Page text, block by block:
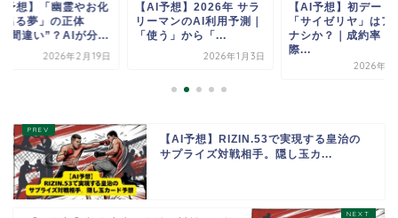
予想】「幽霊やお化
出る夢」の正体
間違い”？AIが分...
2026年2月19日
【AI予想】2026年 サラ
リーマンのAI利用予測｜
「使う」から「...
2026年1月3日
【AI予想】初デート
「サイゼリヤ」はア
ナシか？｜成約率（
際...
2026年1
【AI予想】RIZIN.53で実現する皇治の
サプライズ対戦相手。隠し玉カ...